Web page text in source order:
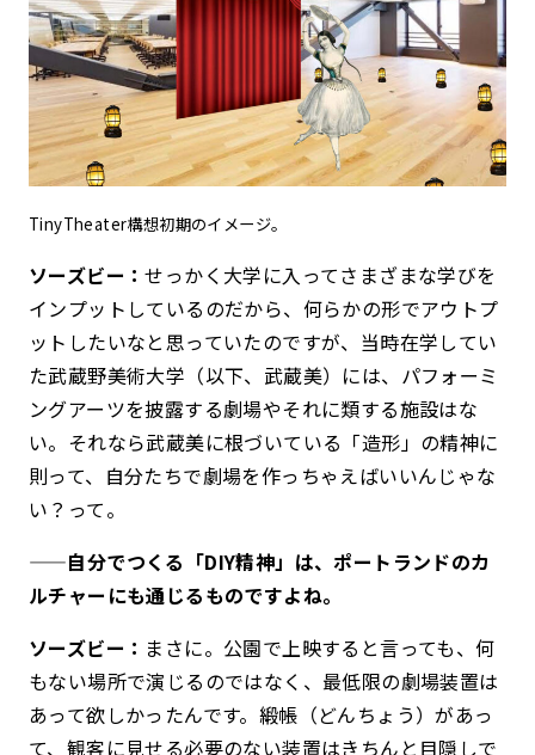
TinyTheater構想初期のイメージ。
ソーズビー：せっかく大学に入ってさまざまな学びを
インプットしているのだから、何らかの形でアウトプ
ットしたいなと思っていたのですが、当時在学してい
た武蔵野美術大学（以下、武蔵美）には、パフォーミ
ングアーツを披露する劇場やそれに類する施設はな
い。それなら武蔵美に根づいている「造形」の精神に
則って、自分たちで劇場を作っちゃえばいいんじゃな
い？って。
——自分でつくる「DIY精神」は、ポートランドのカ
ルチャーにも通じるものですよね。
ソーズビー： まさに。公園で上映すると言っても、何
もない場所で演じるのではなく、最低限の劇場装置は
あって欲しかったんです。緞帳（どんちょう）があっ
て、観客に見せる必要のない装置はきちんと目隠しで